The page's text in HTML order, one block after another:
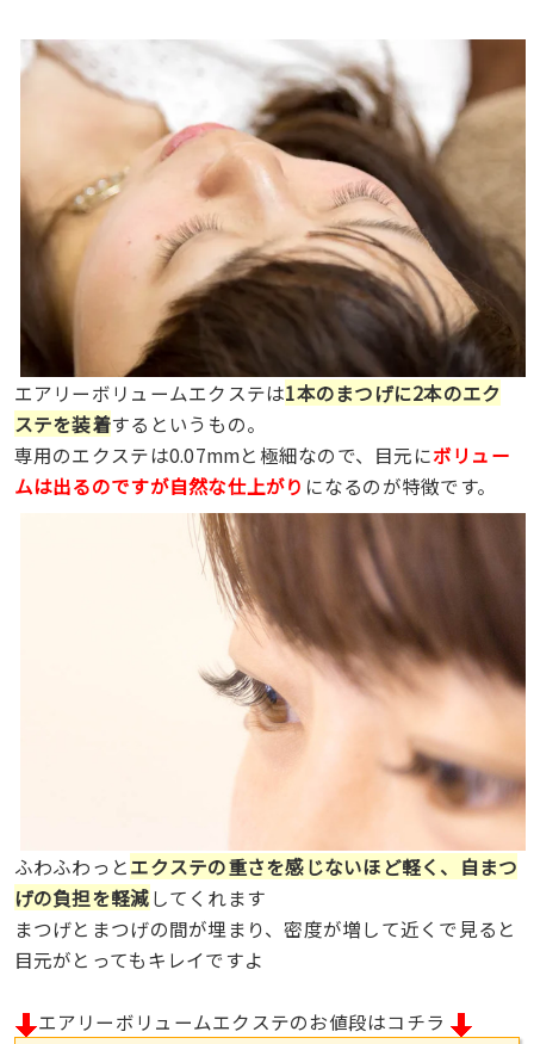
エアリーボリュームエクステは1本のまつげに2本のエク
ステを装着するというもの。
専用のエクステは0.07mmと極細なので、目元にボリュー
ムは出るのですが自然な仕上がり になるのが特徴です。
ふわふわっとエクステの重さを感じないほど軽く、自まつ
げの負担を軽減してくれます
まつげとまつげの間が埋まり、密度が増して近くで見ると
目元がとってもキレイですよ
エアリーボリュームエクステのお値段はコチラ